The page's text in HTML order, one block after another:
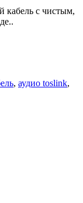
кабель с чистым,
, аудио toslink,